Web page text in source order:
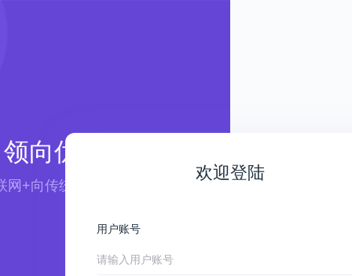
领向优航
+向传统行业赋能 ——
欢迎登陆
用户账号